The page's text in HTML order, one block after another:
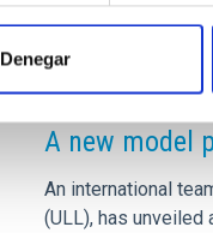
Denegar
PRESS RELEASE
A new model
An international
(ULL), has